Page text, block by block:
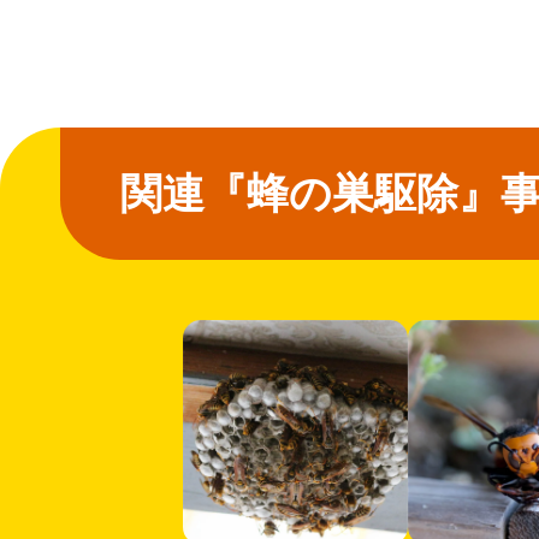
関連『蜂の巣駆除』